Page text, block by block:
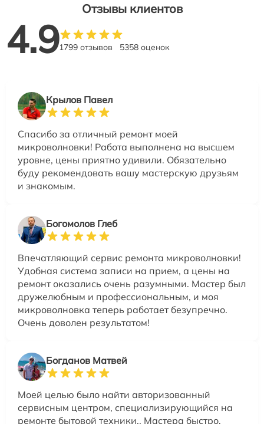
Отзывы клиентов
4.91799 отзывов 5358 оценок
Крылов Павел
Спасибо за отличный ремонт моей
микроволновки! Работа выполнена на высшем
уровне, цены приятно удивили. Обязательно
буду рекомендовать вашу мастерскую друзьям
и знакомым.
Богомолов Глеб
Впечатляющий сервис ремонта микроволновки!
Удобная система записи на прием, а цены на
ремонт оказались очень разумными. Мастер был
дружелюбным и профессиональным, и моя
микроволновка теперь работает безупречно.
Очень доволен результатом!
Богданов Матвей
Моей целью было найти авторизованный
сервисным центром, специализирующийся на
ремонте бытовой техники.. Мастера быстро,